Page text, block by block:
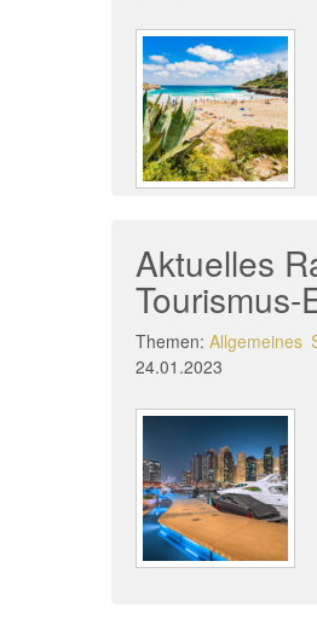
Aktuelles
Themen: Allgemeines
24.01.2023